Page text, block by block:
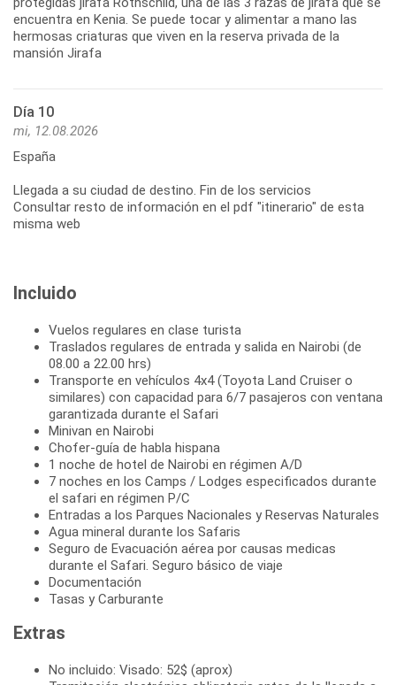
encuentra en Kenia. Se puede tocar y alimentar a mano las
hermosas criaturas que viven en la reserva privada de la
mansión Jirafa
Día 10
mi, 12.08.2026
España
Llegada a su ciudad de destino. Fin de los servicios
Consultar resto de información en el pdf "itinerario" de esta
misma web
Incluido
Vuelos regulares en clase turista
Traslados regulares de entrada y salida en Nairobi (de
08.00 a 22.00 hrs)
Transporte en vehículos 4x4 (Toyota Land Cruiser o
similares) con capacidad para 6/7 pasajeros con ventana
garantizada durante el Safari
Minivan en Nairobi
Chofer-guía de habla hispana
1 noche de hotel de Nairobi en régimen A/D
7 noches en los Camps / Lodges especificados durante
el safari en régimen P/C
Entradas a los Parques Nacionales y Reservas Naturales
Agua mineral durante los Safaris
Seguro de Evacuación aérea por causas medicas
durante el Safari. Seguro básico de viaje
Documentación
Tasas y Carburante
Extras
No incluido: Visado: 52$ (aprox)